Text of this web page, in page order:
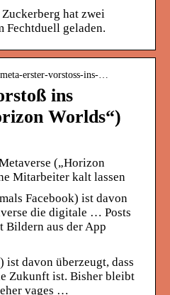
hat zwei
Fechtduell geladen.
erster-vorstoss-ins-…
ins
Worlds“)
(„Horizon
Mitarbeiter kalt lassen
Facebook) ist davon
die digitale … Posts
Bildern aus der App
ist davon überzeugt, dass
Zukunft ist. Bisher bleibt
vages …